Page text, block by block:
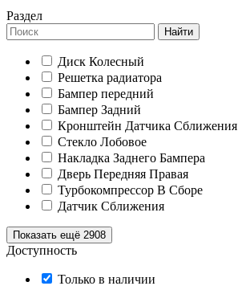
Раздел
Найти
Диск Колесный
Решетка радиатора
Бампер передний
Бампер Задний
Кронштейн Датчика Сближения
Стекло Лобовое
Накладка Заднего Бампера
Дверь Передняя Правая
Турбокомпрессор В Сборе
Датчик Сближения
Показать ещё 2908
Доступность
Только в наличии